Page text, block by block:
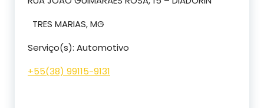
TRES MARIAS, MG
Serviço(s): Automotivo
+55(38) 99115-9131